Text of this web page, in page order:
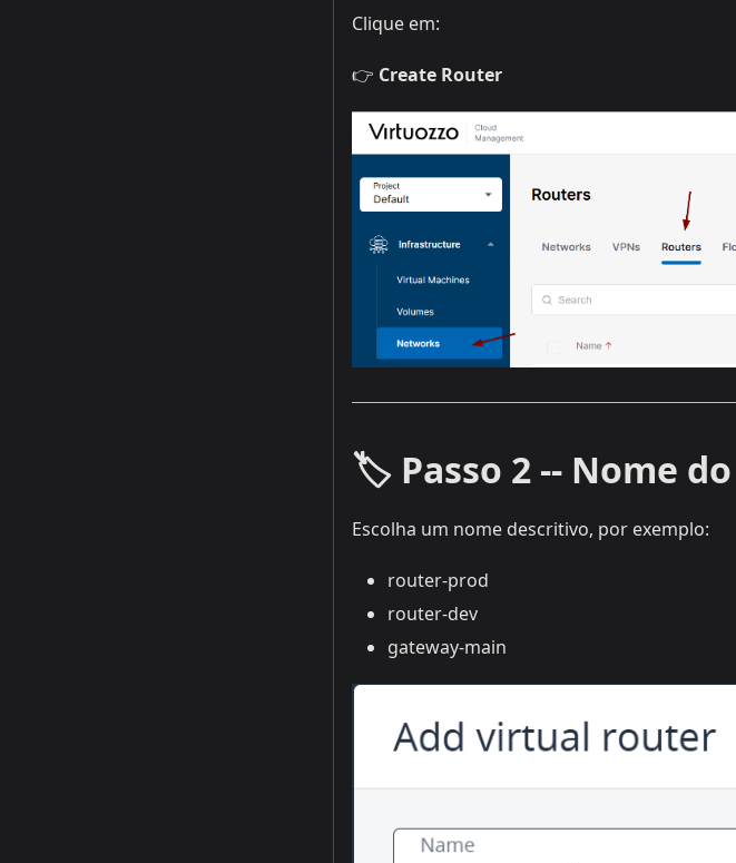
Clique em:
👉 Create Router
🏷️ Passo 2 -- Nome
Escolha um nome descritivo, por exemplo:
router-prod
router-dev
gateway-main